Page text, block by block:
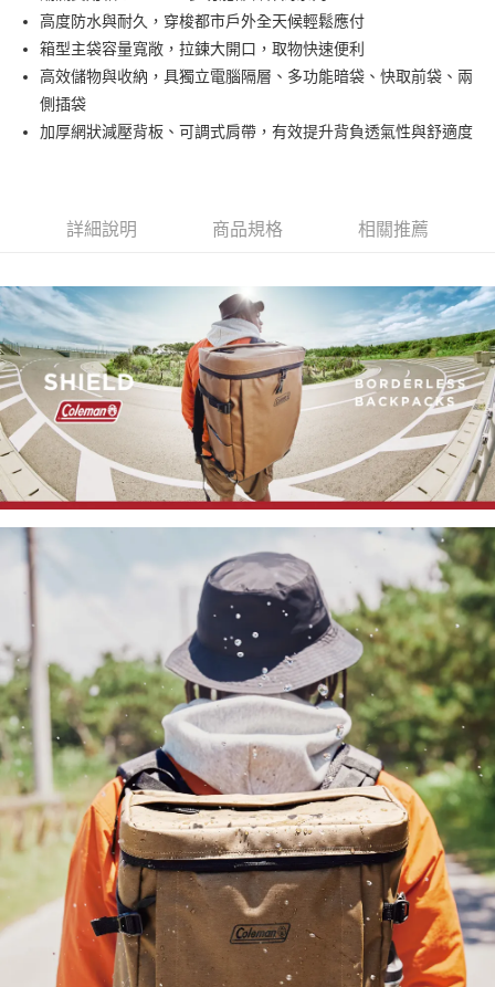
聯邦商業銀行
遠東國際商業銀行
元大商業銀行
永豐商業銀行
玉山商業銀行
星展（台灣）商業銀行
台灣樂天信用卡公司
悠遊付
Google Pay
全盈+PAY
大哥付你分期
2.付款方式選擇「大哥付你分期」，訂單成立後會自動跳轉到大哥付的交易
3.實際核准額度、可分期數及費用金額請依後續交易確認頁面所載為準。
4.訂單成立30分鐘內，如未前往確認交易或遇審核未通過，訂單將自動取
消。如遇「轉專審核」未通過狀況，表示未達大哥付你分期系統評分，恕無
法說明評估內容。
【繳款方式說明】
1.分期款項不併入電信帳單，「大哥付你分期」於每月結算日後寄送繳費提
醒簡訊。
2.透過簡訊連結打開帳單後，可選擇「超商條碼／台灣大直營門市／銀行轉
帳／街口支付／iPASS MONEY」等通路繳費。
【注意事項】
1.本服務係由「台灣大哥大股份有限公司」（以下簡稱本公司）所提供，讓
用戶於交易時，得透過本服務購買商品或服務，並由商店將買賣／分期付款
買賣價金債權讓與本公司後，依約使用本公司帳單繳交帳款。
2.基於同意付款使用「大哥付你分期」之契約關係目的，商店將以您的個人
資料（包含姓名、電話或地址）提供予台灣大哥大進項蒐集、處理及利用，
由本公司與您本人進行分期帳單所需資料之確認、核對及更正。
3.完整用戶服務條款，請詳閱以下連結：
https://oppay.tw/userRule
相關說明
便利好安心！
１．簡單：不需註冊會員、不需綁卡、不需儲值。
２．便利：只要手機號碼，簡訊認證，即可結帳。
３．安心：先確認商品／服務後，再付款。
【「AFTEE先享後付」結帳流程】
１．於結帳方式選擇「AFTEE先享後付」後，將跳轉至「AFTEE先享後付」
結帳頁面，進行簡訊認證並確認金額後，即可完成結帳。
２．訂單成立數日內，您將收到繳費通知簡訊。
３．收到繳費通知簡訊後14天內，點擊此簡訊中的連結，可透過四大超商／
ATM／網路銀行／等多元方式進行付款，方視為交易完成。
※ 請注意：結帳手續完成當下不需立刻繳費，但若您需要取消訂單，請聯絡
購買商品的店家。未經商家同意取消之訂單仍視為有效，需透過AFTEE先享
※ 交易是否成功請以「AFTEE先享後付 」之結帳頁面顯示為準，若有關於
是否繳費成功／繳費後需取消欲退款等相關疑問，請聯繫「AFTEE先享後付
https://netprotections.freshdesk.com/support/home
【注意事項】
１．透過由恩沛科技股份有限公司提供之「AFTEE先享後付」服務完成之交
易，需依本服務之必要範圍內提供個人資料，並將交易相關給付款項請求債
權轉讓予恩沛科技股份有限公司。
２．關於個人資料處理事宜，請瀏覽以下網址：
https://aftee.tw/terms/#terms3
３．未成年的使用者請事先徵得法定代理人或監護人之同意方可使用
「AFTEE先享後付」，若未經同意申辦者引起之損失，本公司不負相關責
任。
４．使用「AFTEE先享後付」時，將依據個別帳號之用戶狀況，依本公司即
時審查核予不同之上限額度；若仍有額度不足之情形，本公司將視審查結果
請求用戶進行身份認證。
５．嚴禁一人註冊多個帳號或使用他人資訊註冊。若發現惡意使用之情形，
恩沛科技股份有限公司將有權停止該用戶之使用額度並採取法律行動。
運送方式
宅配
每筆NT$100，滿NT$1,200(含以上)免運費
京站台北店客服中心(1F星巴克旁) 即日起不提供京站紙袋，取件時
請自備購物袋，若需購買紙袋可現場詢問
免運費
高度防水與耐久，穿梭都市戶外全天候輕鬆應付
箱型主袋容量寬敞，拉鍊大開口，取物快速便利
高效儲物與收納，具獨立電腦隔層、多功能暗袋、快取前袋、兩
側插袋
加厚網狀減壓背板、可調式肩帶，有效提升背負透氣性與舒適度
詳細說明 商品規格 相關推薦